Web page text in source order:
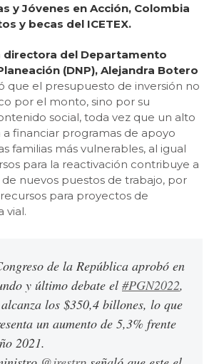
y Jóvenes en Acción, Colombia
y becas del ICETEX.
directora del Departamento
(DNP), Alejandra Botero
que el presupuesto de inversión no
por el monto, sino por su
social, toda vez que un alto
financiar programas de apoyo
familias más vulnerables, al igual
para la reactivación contribuye a
nuevos puestos de trabajo, por
para proyectos de
vial.
de la República aprobó en
y último debate el #PGN2022,
los $350,4 billones, lo que
un aumento de 5,3% frente
2021.